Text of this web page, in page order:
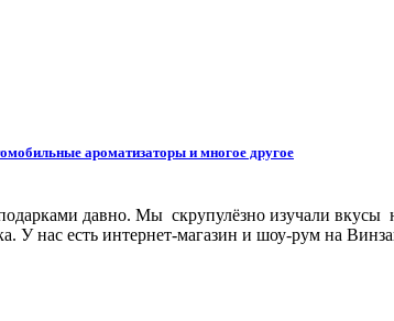
ароматизаторы и многое другое
давно. Мы скрупулёзно изучали
У нас есть интернет-магазин и шоу-рум на